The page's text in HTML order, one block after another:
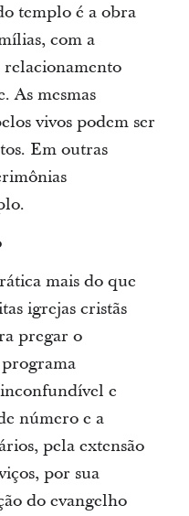
templo é a obra
com a
relacionamento
As mesmas
vivos podem ser
Em outras
mais do que
igrejas cristãs
pregar o
e
número e a
pela extensão
por sua
do evangelho